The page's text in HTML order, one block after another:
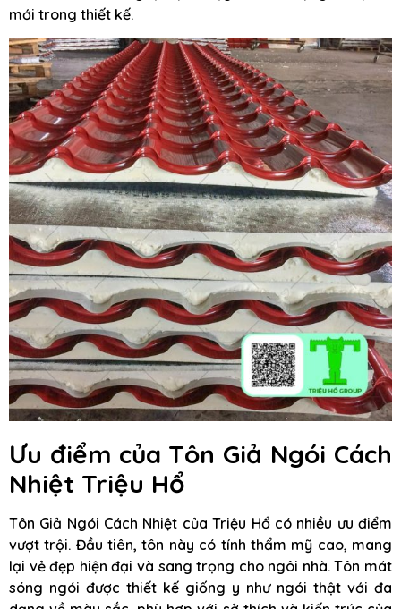
mới trong thiết kế.
Ưu điểm của Tôn Giả Ngói Cách
Nhiệt Triệu Hổ
Tôn Giả Ngói Cách Nhiệt của Triệu Hổ có nhiều ưu điểm
vượt trội. Đầu tiên, tôn này có tính thẩm mỹ cao, mang
lại vẻ đẹp hiện đại và sang trọng cho ngôi nhà. Tôn mát
sóng ngói được thiết kế giống y như ngói thật với đa